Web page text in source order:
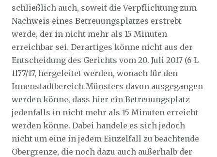
schließlich auch, soweit die Verpflichtung zum
Nachweis eines Betreuungsplatzes erstrebt
werde, der in nicht mehr als 15 Minuten
erreichbar sei. Derartiges könne nicht aus der
Entscheidung des Gerichts vom 20. Juli 2017 (6 L
1177/17, hergeleitet werden, wonach für den
Innenstadtbereich Münsters davon ausgegangen
werden könne, dass hier ein Betreuungsplatz
jedenfalls in nicht mehr als 15 Minuten erreicht
werden könne. Dabei handele es sich jedoch
nicht um eine in jedem Einzelfall zu beachtende
Obergrenze, die noch dazu auch außerhalb der